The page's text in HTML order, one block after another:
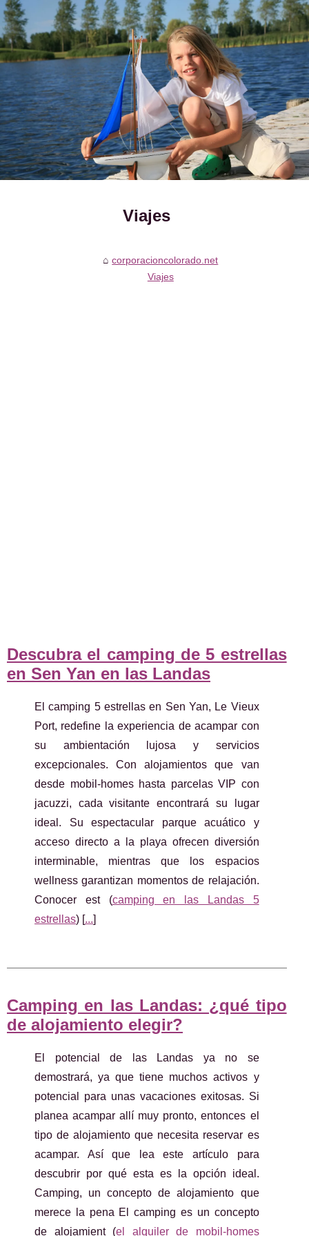
Viajes
corporacioncolorado.net
Viajes
Descubra el camping de 5 estrellas
en Sen Yan en las Landas
El camping 5 estrellas en Sen Yan, Le Vieux
Port, redefine la experiencia de acampar con
su ambientación lujosa y servicios
excepcionales. Con alojamientos que van
desde mobil-homes hasta parcelas VIP con
jacuzzi, cada visitante encontrará su lugar
ideal. Su espectacular parque acuático y
acceso directo a la playa ofrecen diversión
interminable, mientras que los espacios
wellness garantizan momentos de relajación.
Conocer est (camping en las Landas 5
estrellas) [...]
Camping en las Landas: ¿qué tipo
de alojamiento elegir?
El potencial de las Landas ya no se
demostrará, ya que tiene muchos activos y
potencial para unas vacaciones exitosas. Si
planea acampar allí muy pronto, entonces el
tipo de alojamiento que necesita reservar es
acampar. Así que lea este artículo para
descubrir por qué esta es la opción ideal.
Camping, un concepto de alojamiento que
merece la pena El camping es un concepto
de alojamient (el alquiler de mobil-homes